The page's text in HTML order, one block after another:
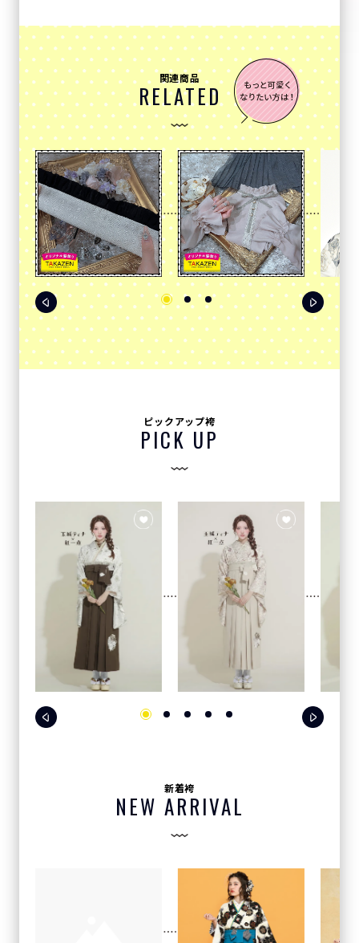
関連商品
RELATED
ピックアップ袴
PICK UP
新着袴
NEW ARRIVAL